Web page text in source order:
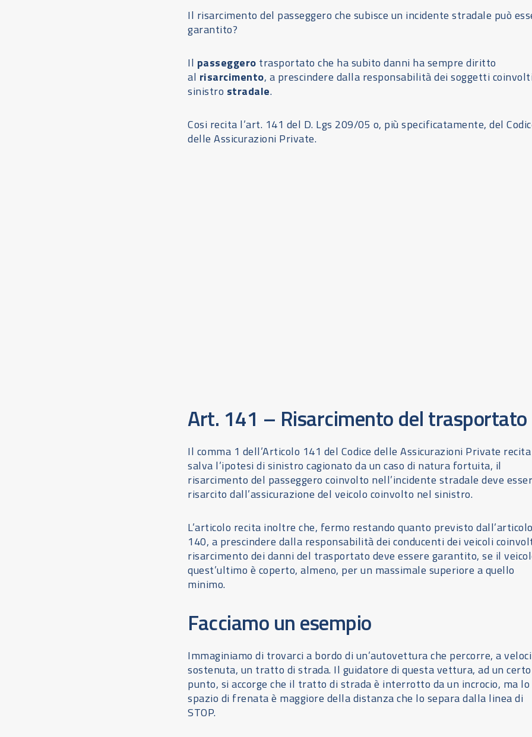
Il risarcimento del passeggero che subisce un incidente stradale può
garantito?
Il passeggero trasportato che ha subito danni ha sempre diritto
al risarcimento, a prescindere dalla responsabilità dei soggetti
sinistro stradale.
Cosi recita l’art. 141 del D. Lgs 209/05 o, più specificatamente, del
delle Assicurazioni Private.
Art. 141 – Risarcimento del trasportato
Il comma 1 dell’Articolo 141 del Codice delle Assicurazioni Private
salva l’ipotesi di sinistro cagionato da un caso di natura fortuita, il
risarcimento del passeggero coinvolto nell’incidente stradale deve
risarcito dall’assicurazione del veicolo coinvolto nel sinistro.
L’articolo recita inoltre che, fermo restando quanto previsto
140, a prescindere dalla responsabilità dei conducenti dei veicoli
risarcimento dei danni del trasportato deve essere garantito, se il
quest’ultimo è coperto, almeno, per un massimale superiore a quello
minimo.
Facciamo un esempio
Immaginiamo di trovarci a bordo di un’autovettura che percorre, a
sostenuta, un tratto di strada. Il guidatore di questa vettura, ad un certo
punto, si accorge che il tratto di strada è interrotto da un incrocio, ma lo
spazio di frenata è maggiore della distanza che lo separa dalla linea di
STOP.